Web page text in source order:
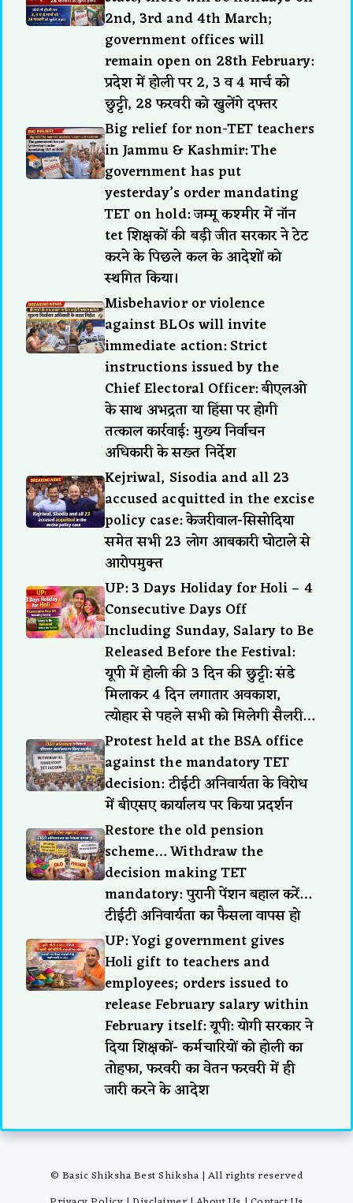
2nd, 3rd and 4th March;
government offices will
remain open on 28th February:
प्रदेश में होली पर 2, 3 व 4 मार्च को
छुट्टी, 28 फरवरी को खुलेंगे दफ्तर
Big relief for non-TET teachers
in Jammu & Kashmir: The
government has put
yesterday’s order mandating
TET on hold: जम्मू कश्मीर में नॉन
tet शिक्षकों की बड़ी जीत सरकार ने टेट
करने के पिछले कल के आदेशों को
स्थगित किया।
Misbehavior or violence
against BLOs will invite
immediate action: Strict
instructions issued by the
Chief Electoral Officer: बीएलओ
के साथ अभद्रता या हिंसा पर होगी
तत्काल कार्रवाई: मुख्य निर्वाचन
अधिकारी के सख्त निर्देश
Kejriwal, Sisodia and all 23
accused acquitted in the excise
policy case: केजरीवाल-सिसोदिया
समेत सभी 23 लोग आबकारी घोटाले से
आरोपमुक्त
UP: 3 Days Holiday for Holi – 4
Consecutive Days Off
Including Sunday, Salary to Be
Released Before the Festival:
यूपी में होली की 3 दिन की छुट्टी: संडे
मिलाकर 4 दिन लगातार अवकाश,
त्योहार से पहले सभी को मिलेगी सैलरी…
Protest held at the BSA office
against the mandatory TET
decision: टीईटी अनिवार्यता के विरोध
में बीएसए कार्यालय पर किया प्रदर्शन
Restore the old pension
scheme… Withdraw the
decision making TET
mandatory: पुरानी पेंशन बहाल करें…
टीईटी अनिवार्यता का फैसला वापस हो
UP: Yogi government gives
Holi gift to teachers and
employees; orders issued to
release February salary within
February itself: यूपी: योगी सरकार ने
दिया शिक्षकों- कर्मचारियों को होली का
तोहफा, फरवरी का वेतन फरवरी में ही
जारी करने के आदेश
© Basic Shiksha Best Shiksha | All rights reserved